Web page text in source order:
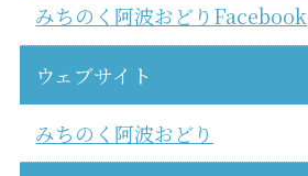
みちのく阿波おどりFacebook
ウェブサイト
みちのく阿波おどり